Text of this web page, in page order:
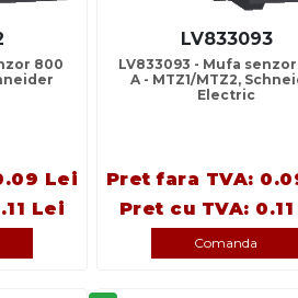
800
Lei
Lei
LV833093
LV833093 - Mufa senzor
A - MTZ1/MTZ2,
Electric
Pret fara TVA:
Pret cu TVA:
Comanda